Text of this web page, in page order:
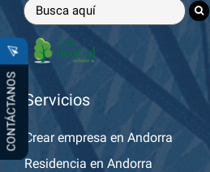
CONTÁCTANOS Servicios
Crear empresa en Andorra
Residencia en Andorra